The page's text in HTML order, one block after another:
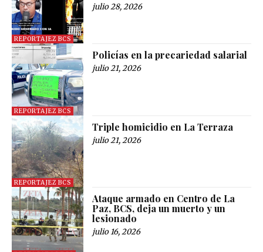
REPORTAJEZ BCS
julio 28, 2026
REPORTAJEZ BCS
Policías en la precariedad salarial
julio 21, 2026
REPORTAJEZ BCS
Triple homicidio en La Terraza
julio 21, 2026
Ataque armado en Centro de La
Paz, BCS, deja un muerto y un
lesionado
julio 16, 2026